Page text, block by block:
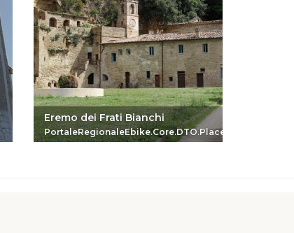
Eremo dei Frati Bianchi
PortaleRegionaleEbike.Core.DTO.PlaceReferenceDTO